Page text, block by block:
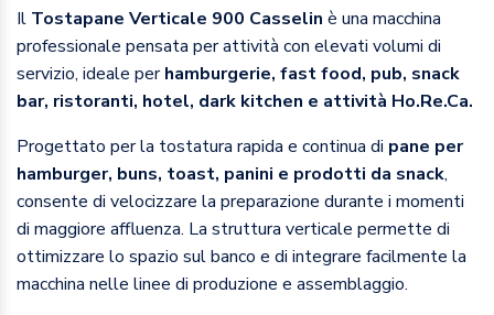
Il Tostapane Verticale 900 Casselin è una macchina
professionale pensata per attività con elevati volumi di
servizio, ideale perhamburgerie, fast food, pub, snack
bar, ristoranti, hotel, dark kitchen e attività Ho.Re.Ca.
Progettato per la tostatura rapida e continua di pane per
hamburger, buns, toast, panini e prodotti da snack,
consente di velocizzare la preparazione durante i momenti
di maggiore affluenza. La struttura verticale permette di
ottimizzare lo spazio sul banco e di integrare facilmente la
macchina nelle linee di produzione e assemblaggio.